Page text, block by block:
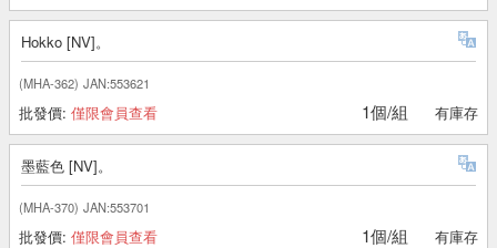
Hokko [NV]。
(MHA-362) JAN:553621
批發價: 僅限會員查看 1個/組 有庫存
墨藍色 [NV]。
(MHA-370) JAN:553701
批發價: 僅限會員查看 1個/組 有庫存